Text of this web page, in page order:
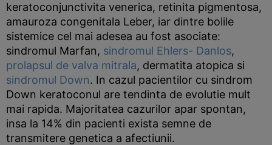
keratoconjunctivita venerica, retinita pigmentosa,
amauroza congenitala Leber, iar dintre bolile
sistemice cel mai adesea au fost asociate:
sindromul Marfan, sindromul Ehlers- Danlos,
prolapsul de valva mitrala, dermatita atopica si
sindromul Down. In cazul pacientilor cu sindrom
Down keratoconul are tendinta de evolutie mult
mai rapida. Majoritatea cazurilor apar spontan,
insa la 14% din pacienti exista semne de
transmitere genetica a afectiunii.